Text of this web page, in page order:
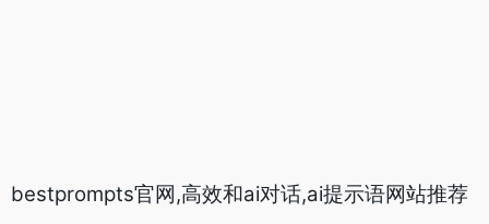
bestprompts官网,高效和ai对话,ai提示语网站推荐